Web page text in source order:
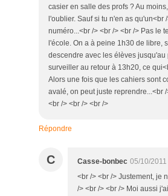
casier en salle des profs ? Au
l'oublier. Sauf si tu n'en as qu'un<br
numéro...<br /> <br /> <br /> Pas le
l'école. On a à peine 1h30 de libre,
descendre avec les élèves
surveiller au retour à 13h20, ce
Alors une fois que les cahiers sont
avalé, on peut juste reprendre...<br
<br /> <br /> <br />
Répondre
C Casse-bonbec 05/10/2011
<br /> <br /> Justement, je
/> <br /> <br /> Moi aussi